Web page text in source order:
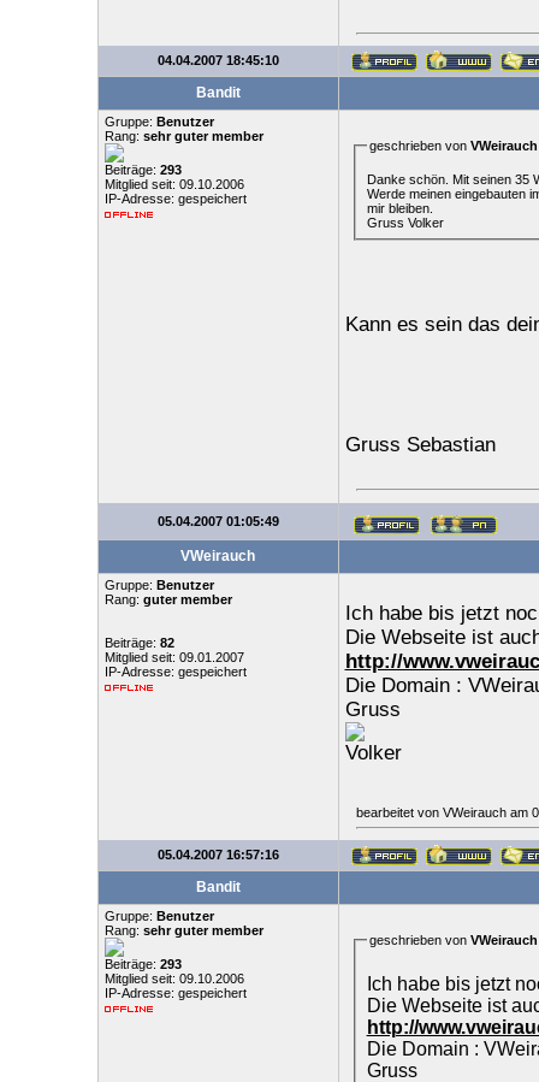
04.04.2007 18:45:10
Bandit
Gruppe: Benutzer
Rang: sehr guter member
Beiträge: 293
Mitglied seit: 09.10.2006
IP-Adresse: gespeichert
geschrieben von VWeirauch
Werde meinen eingebauten
mir bleiben.
Gruss Volker
Kann es sein das
Gruss Sebastian
05.04.2007 01:05:49
VWeirauch
Gruppe: Benutzer
Rang: guter member
Beiträge: 82
Mitglied seit: 09.01.2007
IP-Adresse: gespeichert
Ich habe bis jetzt
Die Webseite ist
http://
Die Domain :
Gruss
Volker
bearbeitet von VWeirauch am
05.04.2007 16:57:16
Bandit
Gruppe: Benutzer
Rang: sehr guter member
Beiträge: 293
Mitglied seit: 09.10.2006
IP-Adresse: gespeichert
geschrieben von VWeirauch
Ich habe bis jetzt
Die Webseite ist
http://
Die Domain :
Gruss